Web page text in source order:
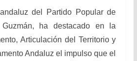
del Partido Popular de
ha destacado en la
Articulación del Territorio y
Andaluz el impulso que el